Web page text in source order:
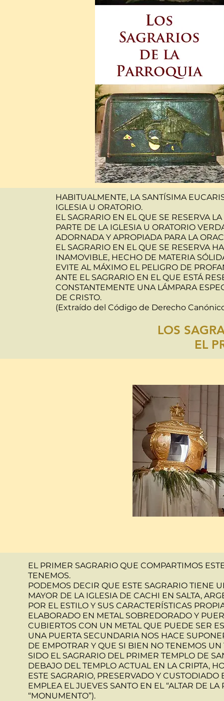
HABITUALMENTE, LA SANTÍSIMA
IGLESIA U ORATORIO.
EL SAGRARIO EN EL QUE SE RESERVA
PARTE DE LA IGLESIA U ORATORIO
ADORNADA Y APROPIADA PARA LA
EL SAGRARIO EN EL QUE SE RESERVA
INAMOVIBLE, HECHO DE MATERIA
EVITE AL MÁXIMO EL PELIGRO DE
ANTE EL SAGRARIO EN EL QUE ESTÁ
CONSTANTEMENTE UNA LÁMPARA
DE CRISTO.
(Extraído del Código de Derecho
LOS
EL
EL PRIMER SAGRARIO QUE COMPARTIMOS
TENEMOS.
PODEMOS DECIR QUE ESTE SAGRARIO TIENE
MAYOR DE LA IGLESIA DE CACHI EN SALTA,
POR EL ESTILO Y SUS CARACTERÍSTICAS
ELABORADO EN METAL SOBREDORADO Y
CUBIERTOS CON UN METAL QUE PUEDE SER
UNA PUERTA SECUNDARIA NOS HACE
DE EMPOTRAR Y QUE SI BIEN NO TENEMOS
SIDO EL SAGRARIO DEL PRIMER TEMPLO DE
DEBAJO DEL TEMPLO ACTUAL EN LA CRIPTA,
ESTE SAGRARIO, PRESERVADO Y
EMPLEA EL JUEVES SANTO EN EL “ALTAR DE
“MONUMENTO”).